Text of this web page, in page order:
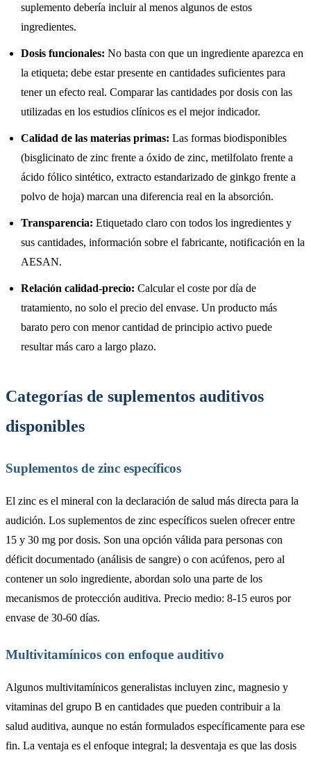
suplemento debería incluir al menos algunos de estos
ingredientes.
Dosis funcionales: No basta con que un ingrediente aparezca en
la etiqueta; debe estar presente en cantidades suficientes para
tener un efecto real. Comparar las cantidades por dosis con las
utilizadas en los estudios clínicos es el mejor indicador.
Calidad de las materias primas: Las formas biodisponibles
(bisglicinato de zinc frente a óxido de zinc, metilfolato frente a
ácido fólico sintético, extracto estandarizado de ginkgo frente a
polvo de hoja) marcan una diferencia real en la absorción.
Transparencia: Etiquetado claro con todos los ingredientes y
sus cantidades, información sobre el fabricante, notificación en la
AESAN.
Relación calidad-precio: Calcular el coste por día de
tratamiento, no solo el precio del envase. Un producto más
barato pero con menor cantidad de principio activo puede
resultar más caro a largo plazo.
Categorías de suplementos auditivos
disponibles
Suplementos de zinc específicos
El zinc es el mineral con la declaración de salud más directa para la
audición. Los suplementos de zinc específicos suelen ofrecer entre
15 y 30 mg por dosis. Son una opción válida para personas con
déficit documentado (análisis de sangre) o con acúfenos, pero al
contener un solo ingrediente, abordan solo una parte de los
mecanismos de protección auditiva. Precio medio: 8-15 euros por
envase de 30-60 días.
Multivitamínicos con enfoque auditivo
Algunos multivitamínicos generalistas incluyen zinc, magnesio y
vitaminas del grupo B en cantidades que pueden contribuir a la
salud auditiva, aunque no están formulados específicamente para ese
fin. La ventaja es el enfoque integral; la desventaja es que las dosis